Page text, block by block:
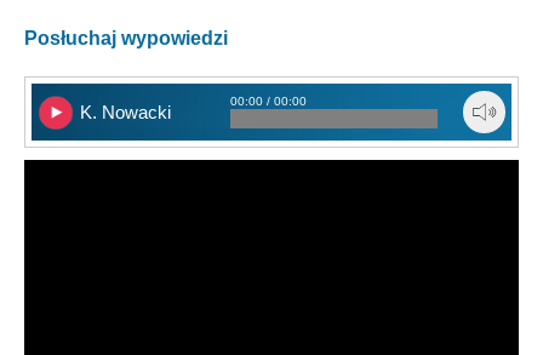
Posłuchaj wypowiedzi
K. Nowacki
00:00 / 00:00